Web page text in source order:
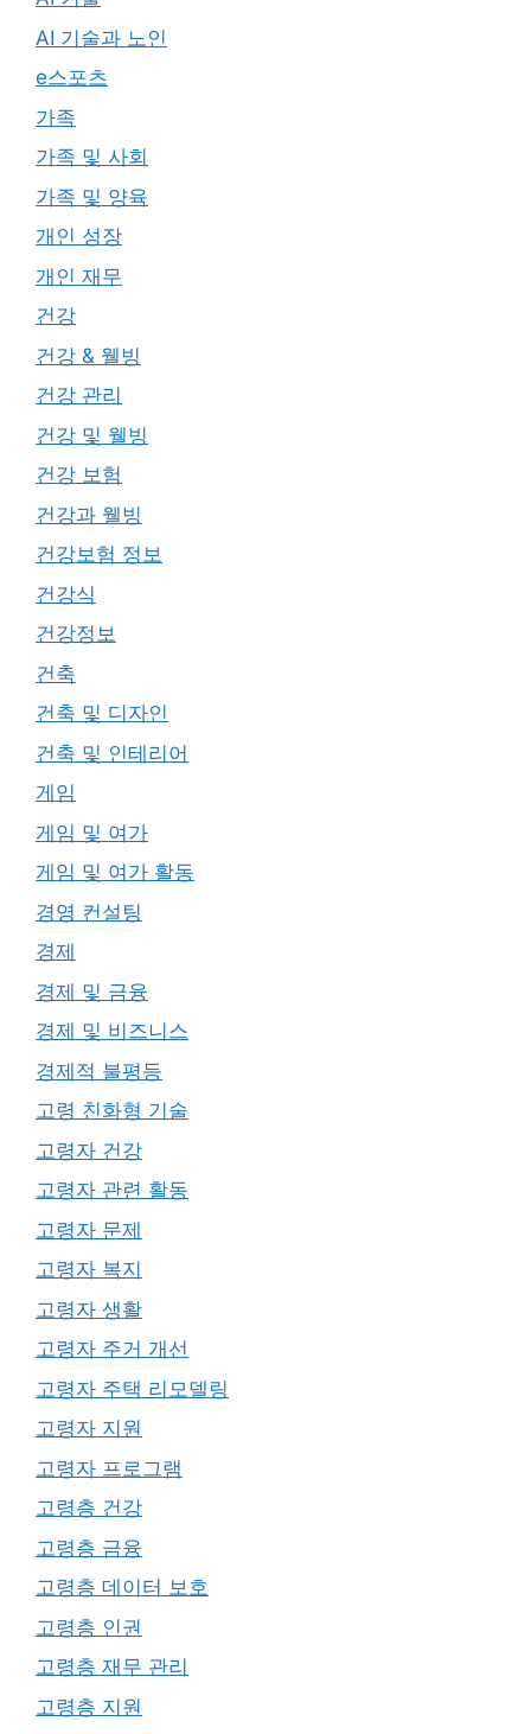
AI 기술과 노인
e스포츠
가족
가족 및 사회
가족 및 양육
개인 성장
개인 재무
건강
건강 & 웰빙
건강 관리
건강 및 웰빙
건강 보험
건강과 웰빙
건강보험 정보
건강식
건강정보
건축
건축 및 디자인
건축 및 인테리어
게임
게임 및 여가
게임 및 여가 활동
경영 컨설팅
경제
경제 및 금융
경제 및 비즈니스
경제적 불평등
고령 친화형 기술
고령자 건강
고령자 관련 활동
고령자 문제
고령자 복지
고령자 생활
고령자 주거 개선
고령자 주택 리모델링
고령자 지원
고령자 프로그램
고령층 건강
고령층 금융
고령층 데이터 보호
고령층 인권
고령층 재무 관리
고령층 지원